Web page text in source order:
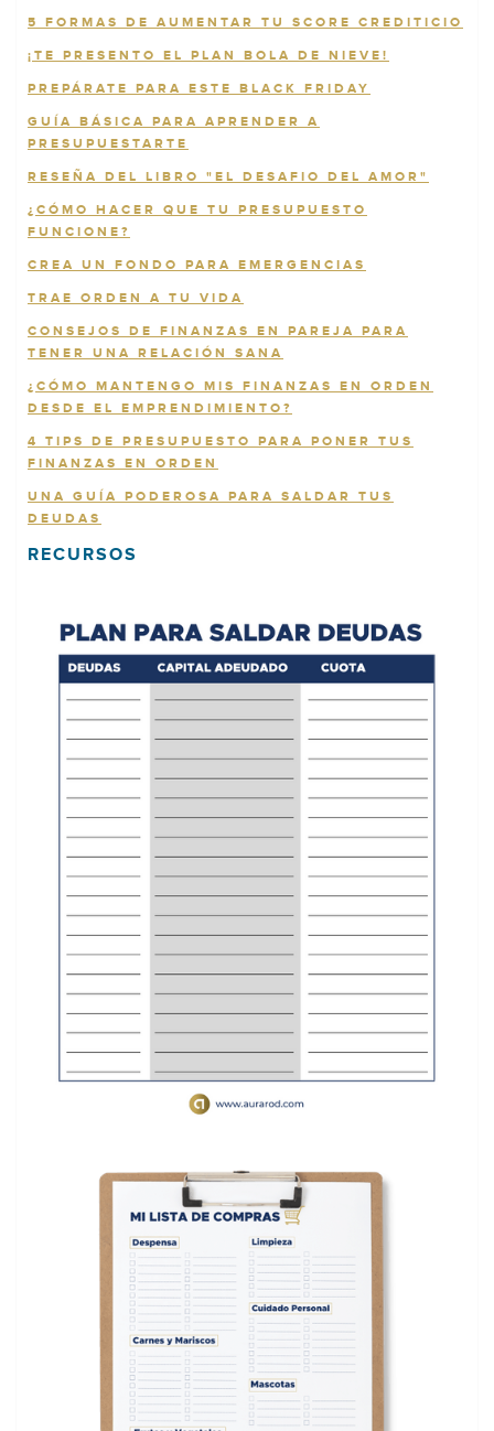
5 FORMAS DE AUMENTAR TU SCORE CREDITICIO
¡TE PRESENTO EL PLAN BOLA DE NIEVE!
PREPÁRATE PARA ESTE BLACK FRIDAY
GUÍA BÁSICA PARA APRENDER A
PRESUPUESTARTE
RESEÑA DEL LIBRO "EL DESAFIO DEL AMOR"
¿CÓMO HACER QUE TU PRESUPUESTO
FUNCIONE?
CREA UN FONDO PARA EMERGENCIAS
TRAE ORDEN A TU VIDA
CONSEJOS DE FINANZAS EN PAREJA PARA
TENER UNA RELACIÓN SANA
¿CÓMO MANTENGO MIS FINANZAS EN ORDEN
DESDE EL EMPRENDIMIENTO?
4 TIPS DE PRESUPUESTO PARA PONER TUS
FINANZAS EN ORDEN
UNA GUÍA PODEROSA PARA SALDAR TUS
DEUDAS
RECURSOS